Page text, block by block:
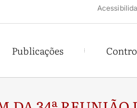
Publicações